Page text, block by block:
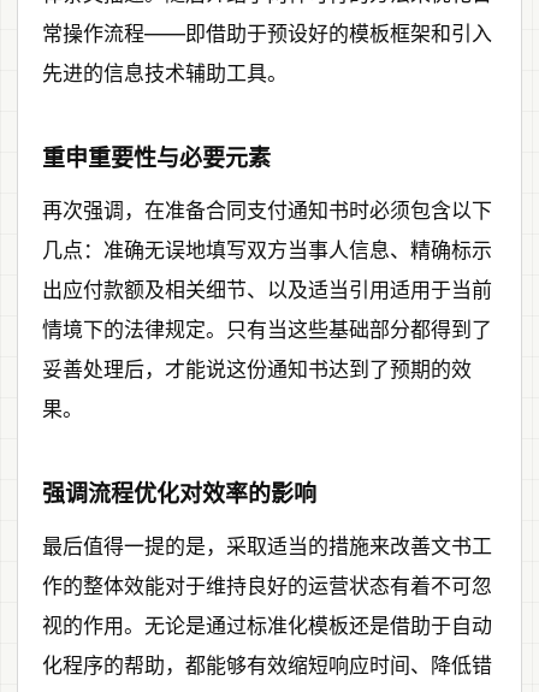
常操作流程——即借助于预设好的模板框架和引入
先进的信息技术辅助工具。
重申重要性与必要元素
再次强调，在准备合同支付通知书时必须包含以下
几点：准确无误地填写双方当事人信息、精确标示
出应付款额及相关细节、以及适当引用适用于当前
情境下的法律规定。只有当这些基础部分都得到了
妥善处理后，才能说这份通知书达到了预期的效
果。
强调流程优化对效率的影响
最后值得一提的是，采取适当的措施来改善文书工
作的整体效能对于维持良好的运营状态有着不可忽
视的作用。无论是通过标准化模板还是借助于自动
化程序的帮助，都能够有效缩短响应时间、降低错